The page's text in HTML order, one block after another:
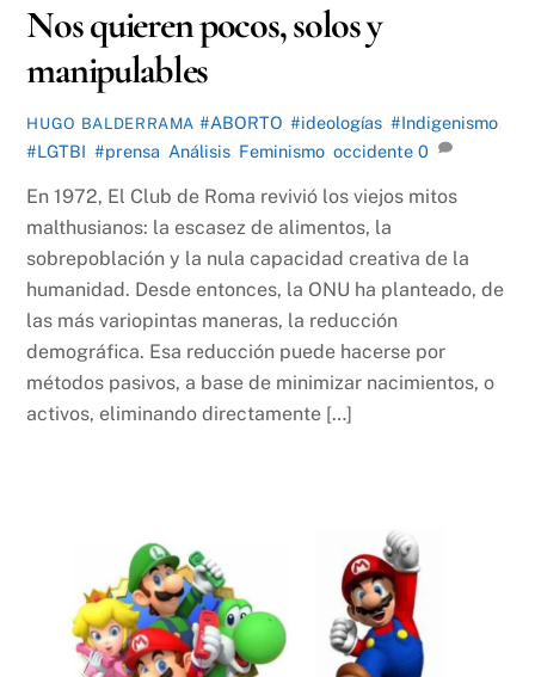
Nos quieren pocos, solos y
manipulables
HUGO BALDERRAMA #ABORTO ,#ideologías ,#Indigenismo
#LGTBI ,#prensa Análisis Feminismo ,occidente 0
En 1972, El Club de Roma revivió los viejos mitos
malthusianos: la escasez de alimentos, la
sobrepoblación y la nula capacidad creativa de la
humanidad. Desde entonces, la ONU ha planteado, de
las más variopintas maneras, la reducción
demográfica. Esa reducción puede hacerse por
métodos pasivos, a base de minimizar nacimientos, o
activos, eliminando directamente […]